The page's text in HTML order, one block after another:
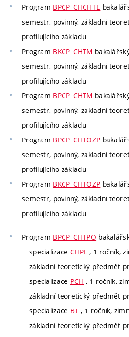
Program BPCP_CHCHTE
semestr, povinný, základní
profilujícího základu
Program BKCP_CHTM
semestr, povinný, základní
profilujícího základu
Program BPCP_CHTM
semestr, povinný, základní
profilujícího základu
Program BPCP_CHTOZP
semestr, povinný, základní
profilujícího základu
Program BKCP_CHTOZP
semestr, povinný, základní
profilujícího základu
Program BPCP_CHTPO
specializace CHPL , 1 ročník,
základní teoretický předmět
specializace PCH , 1 ročník,
základní teoretický předmět
specializace BT , 1 ročník,
základní teoretický předmět